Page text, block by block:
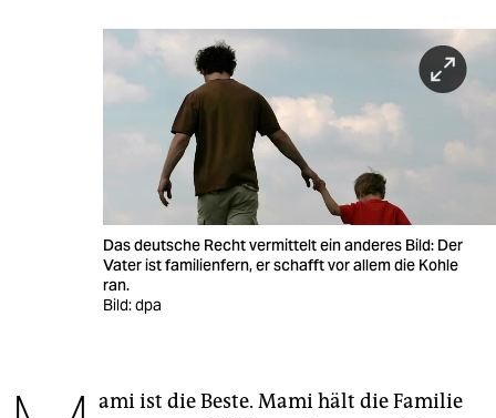
wahrheit
fragen & hilfe
abo
Das deutsche Recht vermittelt ein anderes Bild: Der
Vater ist familienfern, er schafft vor allem die Kohle
ran.
Bild: dpa
ami ist die Beste. Mami hält die Familie